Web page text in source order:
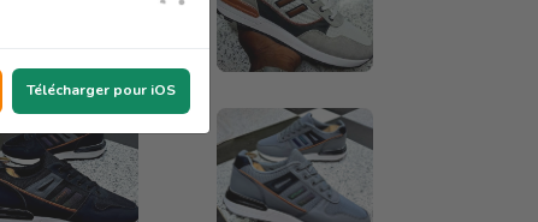
Télécharger pour iOS